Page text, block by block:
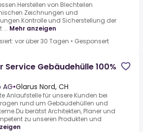
von Blechteilen
Zeichnungen und
und Sicherstellung der
... Mehr anzeigen
vor über 30 Tagen • Gesponsert
Service Gebäudehülle 100%
•Glarus Nord, CH
Anlaufstelle für unsere Kunden bei
rund um Gebäudehüllen und
berätst Architekten, Planer und
zu unseren Produkten und